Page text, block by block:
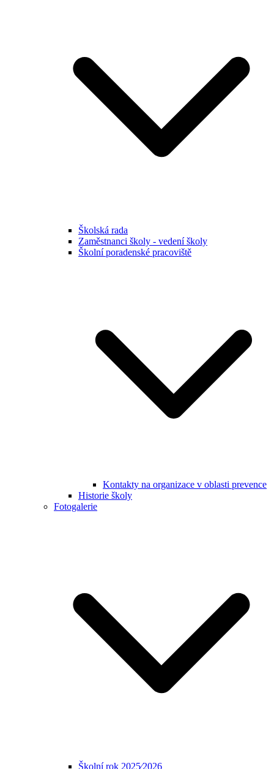
Školská rada
Zaměstnanci školy - vedení školy
Školní poradenské pracoviště
Kontakty na organizace v oblasti prevence
Historie školy
Fotogalerie
Školní rok 2025⁄2026